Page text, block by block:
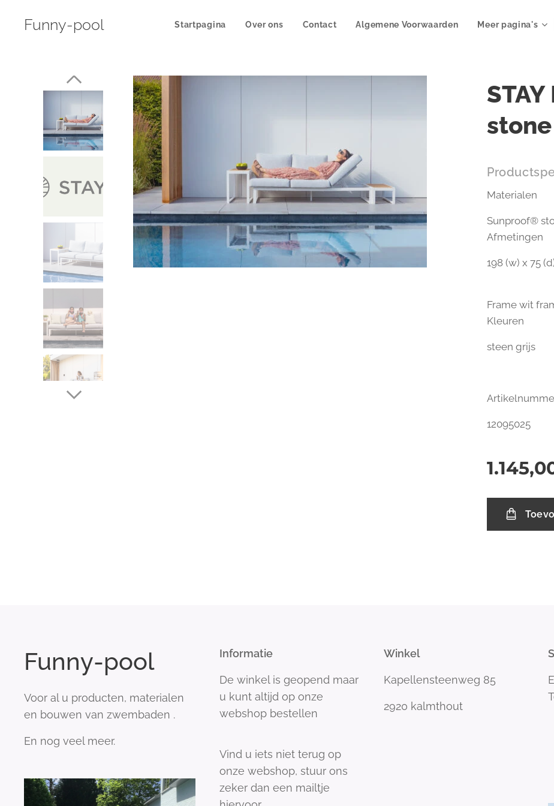
Funny-pool Startpagina Over ons Contact Algemene Voorwaarden Meer pagina's
stone
Materialen
Sunproof®
Afmetingen
198 (w) x 75
Frame wit
Kleuren
steen grijs
12095025
Funny-pool
Voor al u producten, materialen
en bouwen van zwembaden .
En nog veel meer.
Informatie
De winkel is geopend maar
u kunt altijd op onze
webshop bestellen
Vind u iets niet terug op
onze webshop, stuur ons
zeker dan een mailtje
Winkel
Kapellensteenweg 85
2920 kalmthout